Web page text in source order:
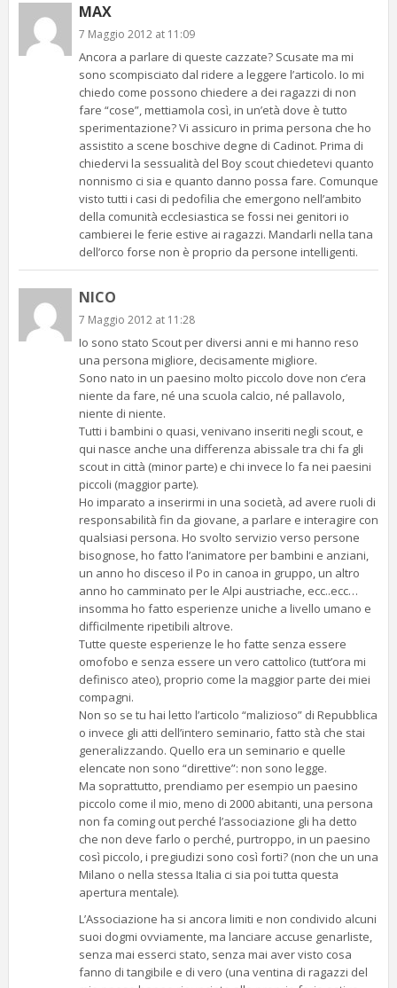
MAX
7 Maggio 2012 at 11:09
Ancora a parlare di queste cazzate? Scusate ma mi
sono scompisciato dal ridere a leggere l’articolo. Io mi
chiedo come possono chiedere a dei ragazzi di non
fare “cose”, mettiamola così, in un’età dove è tutto
sperimentazione? Vi assicuro in prima persona che ho
assistito a scene boschive degne di Cadinot. Prima di
chiedervi la sessualità del Boy scout chiedetevi quanto
nonnismo ci sia e quanto danno possa fare. Comunque
visto tutti i casi di pedofilia che emergono nell’ambito
della comunità ecclesiastica se fossi nei genitori io
cambierei le ferie estive ai ragazzi. Mandarli nella tana
dell’orco forse non è proprio da persone intelligenti.
NICO
7 Maggio 2012 at 11:28
Io sono stato Scout per diversi anni e mi hanno reso
una persona migliore, decisamente migliore.
Sono nato in un paesino molto piccolo dove non c’era
niente da fare, né una scuola calcio, né pallavolo,
niente di niente.
Tutti i bambini o quasi, venivano inseriti negli scout, e
qui nasce anche una differenza abissale tra chi fa gli
scout in città (minor parte) e chi invece lo fa nei paesini
piccoli (maggior parte).
Ho imparato a inserirmi in una società, ad avere ruoli di
responsabilità fin da giovane, a parlare e interagire con
qualsiasi persona. Ho svolto servizio verso persone
bisognose, ho fatto l’animatore per bambini e anziani,
un anno ho disceso il Po in canoa in gruppo, un altro
anno ho camminato per le Alpi austriache, ecc..ecc…
insomma ho fatto esperienze uniche a livello umano e
difficilmente ripetibili altrove.
Tutte queste esperienze le ho fatte senza essere
omofobo e senza essere un vero cattolico (tutt’ora mi
definisco ateo), proprio come la maggior parte dei miei
compagni.
Non so se tu hai letto l’articolo “malizioso” di Repubblica
o invece gli atti dell’intero seminario, fatto stà che stai
generalizzando. Quello era un seminario e quelle
elencate non sono “direttive”: non sono legge.
Ma soprattutto, prendiamo per esempio un paesino
piccolo come il mio, meno di 2000 abitanti, una persona
non fa coming out perché l’associazione gli ha detto
che non deve farlo o perché, purtroppo, in un paesino
così piccolo, i pregiudizi sono così forti? (non che un una
Milano o nella stessa Italia ci sia poi tutta questa
apertura mentale).
L’Associazione ha si ancora limiti e non condivido alcuni
suoi dogmi ovviamente, ma lanciare accuse genarliste,
senza mai esserci stato, senza mai aver visto cosa
fanno di tangibile e di vero (una ventina di ragazzi del